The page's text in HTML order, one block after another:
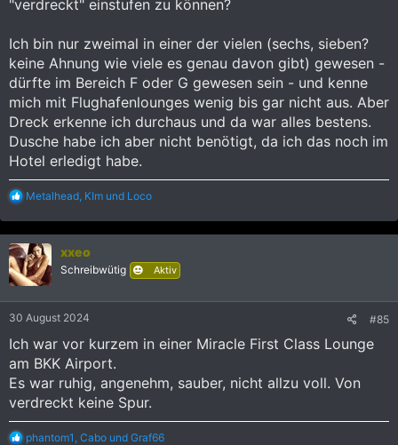
beeinträchtigte mit deren Betreuer auch in diese Lounges
Air France hat 5 Duschen und Turkish Airlines hat 1 Dusche mit
Wartelisten-System.
"verdreckt" einstufen zu können?
Ich bin nur zweimal in einer der vielen (sechs, sieben?
keine Ahnung wie viele es genau davon gibt) gewesen -
dürfte im Bereich F oder G gewesen sein - und kenne
mich mit Flughafenlounges wenig bis gar nicht aus. Aber
Dreck erkenne ich durchaus und da war alles bestens.
Dusche habe ich aber nicht benötigt, da ich das noch im
Hotel erledigt habe.
R
a
k
t
i
o
n
Metalhead KIm und Loco
xxeo
Schreibwütig Aktiv
30 August 2024 #85
Ich war vor kurzem in einer Miracle First Class Lounge
am BKK Airport.
Es war ruhig, angenehm, sauber, nicht allzu voll. Von
verdreckt keine Spur.
R
phantom1 Cabo und Graf66